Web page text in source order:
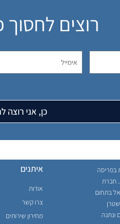
רוצים
כן, אני
בפריסה
חברת
בתחום
הכשירה מעל ל 1000 יועצים ונתנה
איתנים
אודות
צרו קשר
מחירון שירותים